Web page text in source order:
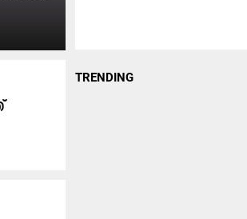
TRENDING